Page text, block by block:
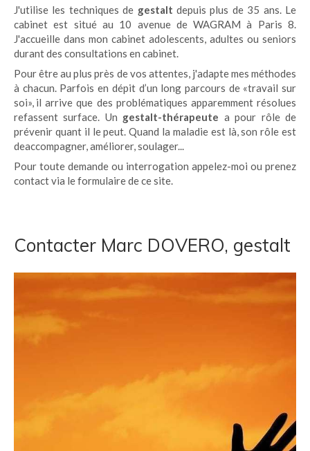
J'utilise les techniques de gestalt depuis plus de 35 ans. Le
cabinet est situé au 10 avenue de WAGRAM à Paris 8.
J'accueille dans mon cabinet adolescents, adultes ou seniors
durant des consultations en cabinet.
Pour être au plus près de vos attentes, j'adapte mes méthodes
à chacun. Parfois en dépit d’un long parcours de «travail sur
soi», il arrive que des problématiques apparemment résolues
refassent surface. Un gestalt-thérapeute a pour rôle de
prévenir quant il le peut. Quand la maladie est là, son rôle est
deaccompagner, améliorer, soulager...
Pour toute demande ou interrogation appelez-moi ou prenez
contact via le formulaire de ce site.
Contacter Marc DOVERO, gestalt